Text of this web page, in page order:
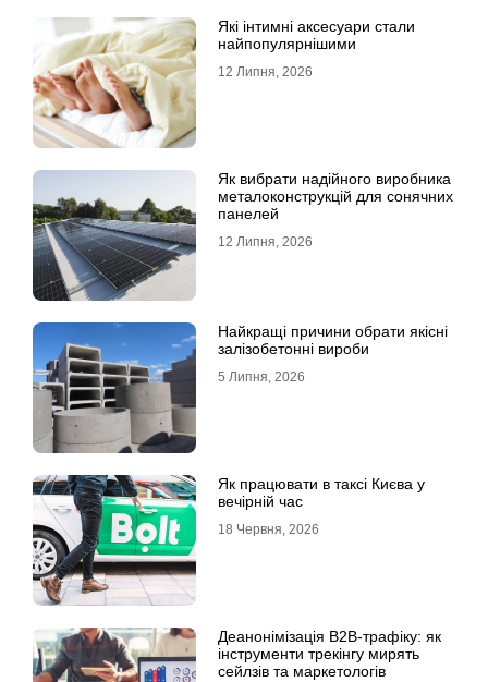
Які інтимні аксесуари стали
найпопулярнішими
12 Липня, 2026
Як вибрати надійного виробника
металоконструкцій для сонячних
панелей
12 Липня, 2026
Найкращі причини обрати якісні
залізобетонні вироби
5 Липня, 2026
Як працювати в таксі Києва у
вечірній час
18 Червня, 2026
Деанонімізація B2B-трафіку: як
інструменти трекінгу мирять
сейлзів та маркетологів